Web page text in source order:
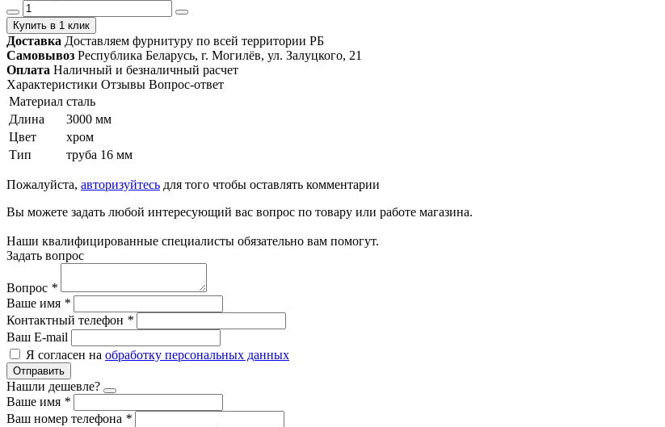
Купить в 1 клик
Доставка Доставляем фурнитуру по всей территории РБ
Самовывоз Республика Беларусь, г. Могилёв, ул. Залуцкого, 21
Оплата Наличный и безналичный расчет
Характеристики Отзывы Вопрос-ответ
Материал сталь
Длина
3000 мм
Цвет
хром
Тип
труба 16 мм
Пожалуйста, авторизуйтесь для того чтобы оставлять комментарии
Вы можете задать любой интересующий вас вопрос по товару или работе магазина.
Наши квалифицированные специалисты обязательно вам помогут.
Задать вопрос
Вопрос *
Ваше имя *
Контактный телефон *
Ваш E-mail
Я согласен на обработку персональных данных
Отправить
Нашли дешевле?
Ваше имя *
Ваш номер телефона *